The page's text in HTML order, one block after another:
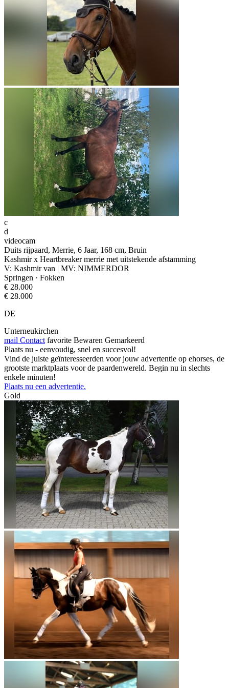
c
d
videocam
Duits rijpaard, Merrie, 6 Jaar, 168 cm, Bruin
Kashmir x Heartbreaker merrie met uitstekende afstamming
V: Kashmir van | MV: NIMMERDOR
Springen · Fokken
€ 28.000
€ 28.000
DE
Unterneukirchen
mail Contact favorite Bewaren Gemarkeerd
Plaats nu - eenvoudig, snel en succesvol!
Vind de juiste geïnteresseerden voor jouw advertentie op ehorses, de
grootste marktplaats voor de paardenwereld. Begin nu in slechts
enkele minuten!
Plaats nu een advertentie.
Gold